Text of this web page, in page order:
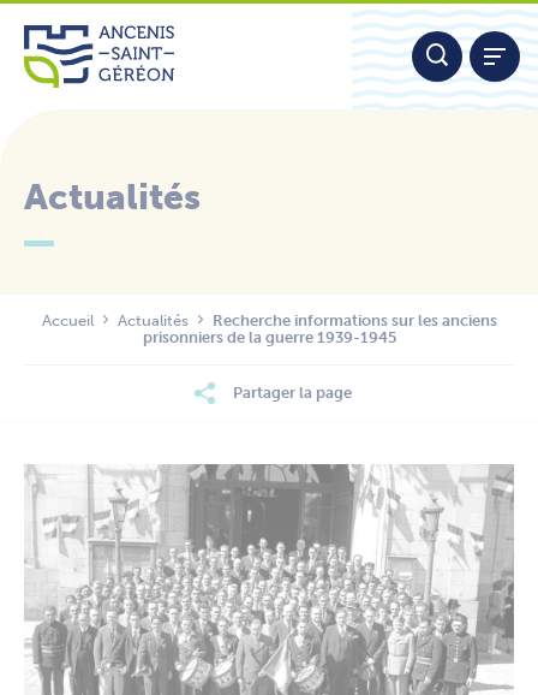
Aller
contenu
Actualités
Accueil Actualités
Recherche informations sur les anciens
prisonniers de la guerre 1939-1945
Partager la page
Panneau de gestion des cookies